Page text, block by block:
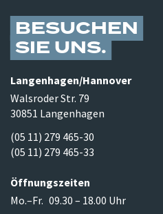
BESUCHEN
SIE UNS
Langenhagen/​Hannover
Walsroder Str. 79
30851 Langenhagen
(05 11) 279 465-30
(05 11) 279 465-33
Öffnungszeiten
Mo.–Fr. 09.30 – 18.00 Uhr